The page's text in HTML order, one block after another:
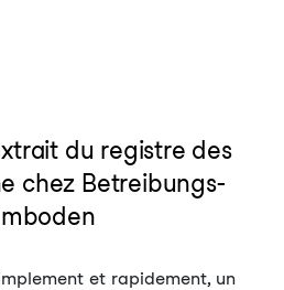
du registre des
chez Betreibungs-
et rapidement, un